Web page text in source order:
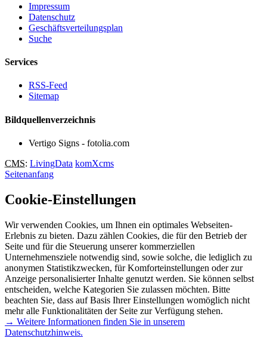
Impressum
Datenschutz
Geschäftsverteilungsplan
Suche
Services
RSS-Feed
Sitemap
Bildquellenverzeichnis
Vertigo Signs - fotolia.com
CMS: LivingData komXcms
Seitenanfang
Cookie-Einstellungen
Wir verwenden Cookies, um Ihnen ein optimales Webseiten-
Erlebnis zu bieten. Dazu zählen Cookies, die für den Betrieb der
Seite und für die Steuerung unserer kommerziellen
Unternehmensziele notwendig sind, sowie solche, die lediglich zu
anonymen Statistikzwecken, für Komforteinstellungen oder zur
Anzeige personalisierter Inhalte genutzt werden. Sie können selbst
entscheiden, welche Kategorien Sie zulassen möchten. Bitte
beachten Sie, dass auf Basis Ihrer Einstellungen womöglich nicht
mehr alle Funktionalitäten der Seite zur Verfügung stehen.
→ Weitere Informationen finden Sie in unserem
Datenschutzhinweis.